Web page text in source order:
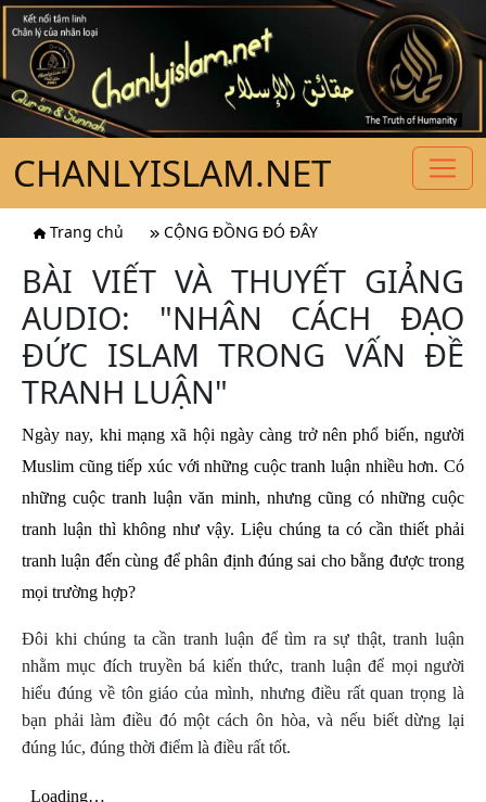
CHANLYISLAM.NET
Trang chủ CỘNG ĐỒNG ĐÓ ĐÂY
BÀI VIẾT VÀ THUYẾT GIẢNG
AUDIO: "NHÂN CÁCH ĐẠO
ĐỨC ISLAM TRONG VẤN ĐỀ
TRANH LUẬN"
Ngày nay, khi mạng xã hội ngày càng trở nên phổ biến, người
Muslim cũng tiếp xúc với những cuộc tranh luận nhiều hơn. Có
những cuộc tranh luận văn minh, nhưng cũng có những cuộc
tranh luận thì không như vậy. Liệu chúng ta có cần thiết phải
tranh luận đến cùng để phân định đúng sai cho bằng được trong
mọi trường hợp?
Đôi khi chúng ta cần tranh luận để tìm ra sự thật, tranh luận
nhằm mục đích truyền bá kiến thức, tranh luận để mọi người
hiểu đúng về tôn giáo của mình, nhưng điều rất quan trọng là
bạn phải làm điều đó một cách ôn hòa, và nếu biết dừng lại
đúng lúc, đúng thời điểm là điều rất tốt.